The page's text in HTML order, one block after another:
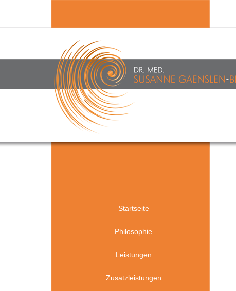
Startseite
Philosophie
Leistungen
Zusatzleistungen